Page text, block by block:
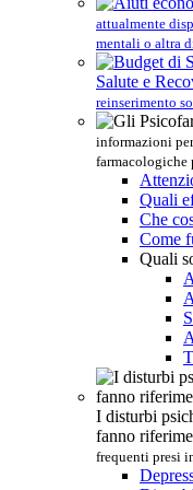
attualmente
mentali o altra
Salute e
reinserimento
informazioni
farmacologiche
Quali
Che
Come
Quali
I disturbi
fanno
frequenti presi